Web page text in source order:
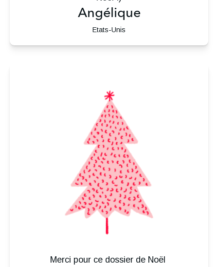
Angélique
Etats-Unis
Merci pour ce dossier de Noël